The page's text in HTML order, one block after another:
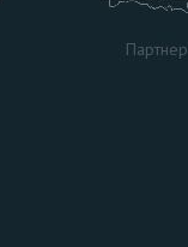
Партнер